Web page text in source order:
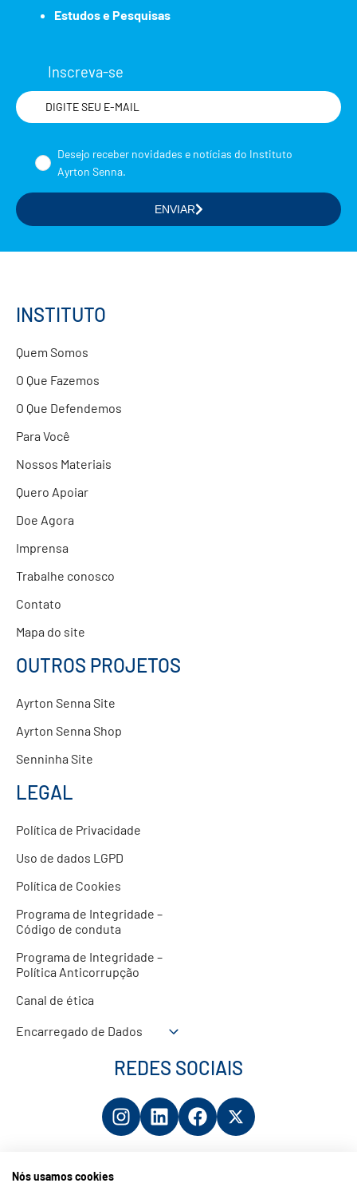
Estudos e Pesquisas
Inscreva-se
Nome
Formação de Educadores
Parcerias com Empresas
Desejo receber novidades e notícias do Instituto
Ayrton Senna.
ENVIAR
INSTITUTO
Quem Somos
O Que Fazemos
O Que Defendemos
Para Você
Nossos Materiais
Quero Apoiar
Doe Agora
Imprensa
Trabalhe conosco
Contato
Mapa do site
OUTROS PROJETOS
Ayrton Senna Site
Ayrton Senna Shop
Senninha Site
LEGAL
Política de Privacidade
Uso de dados LGPD
Política de Cookies
Programa de Integridade –
Código de conduta
Programa de Integridade –
Política Anticorrupção
Canal de ética
Encarregado de Dados
REDES SOCIAIS
Nós usamos cookies